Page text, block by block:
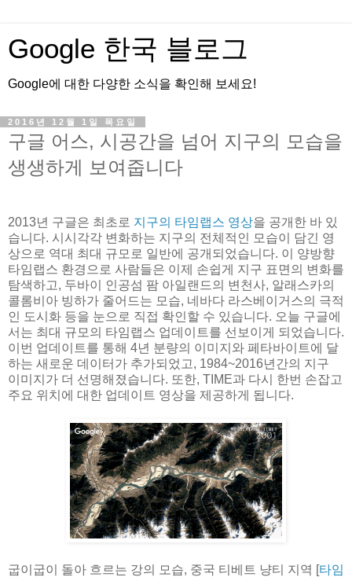
Google 한국 블로그
Google에 대한 다양한 소식을 확인해 보세요!
2016년 12월 1일 목요일
구글 어스, 시공간을 넘어 지구의 모습을
생생하게 보여줍니다
2013년 구글은 최초로 지구의 타임랩스 영상을 공개한 바 있
습니다. 시시각각 변화하는 지구의 전체적인 모습이 담긴 영
상으로 역대 최대 규모로 일반에 공개되었습니다. 이 양방향
타임랩스 환경으로 사람들은 이제 손쉽게 지구 표면의 변화를
탐색하고, 두바이 인공섬 팜 아일랜드의 변천사, 알래스카의
콜롬비아 빙하가 줄어드는 모습, 네바다 라스베이거스의 극적
인 도시화 등을 눈으로 직접 확인할 수 있습니다. 오늘 구글에
서는 최대 규모의 타임랩스 업데이트를 선보이게 되었습니다.
이번 업데이트를 통해 4년 분량의 이미지와 페타바이트에 달
하는 새로운 데이터가 추가되었고, 1984~2016년간의 지구
이미지가 더 선명해졌습니다. 또한, TIME과 다시 한번 손잡고
주요 위치에 대한 업데이트 영상을 제공하게 됩니다.
굽이굽이 돌아 흐르는 강의 모습, 중국 티베트 냥티 지역 [타임